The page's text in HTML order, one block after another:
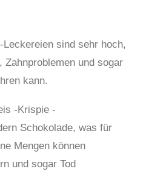
Leckereien sind sehr hoch,
und sogar
kann.
-Krispie -
Schokolade, was für
Mengen können
und sogar Tod